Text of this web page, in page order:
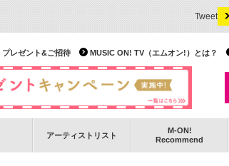
Tweet
MUSIC ON! TV（エムオン!）とは？
プレゼント&ご招待
アーティストリスト
M-ON!
Recommend